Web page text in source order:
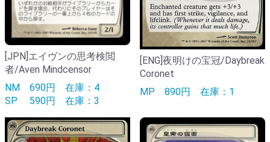
[JPN]エイヴンの思考検閲
者/Aven Mindcensor
NM 690円 在庫：4
SP
590円 在庫：3
[ENG]夜明けの宝冠/Daybreak
Coronet
MP 890円 在庫：1